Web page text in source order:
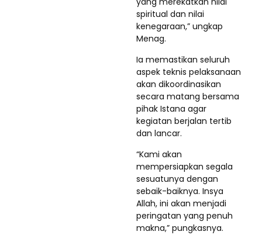
spiritual dan nilai
kenegaraan,” ungkap
Menag.
Ia memastikan seluruh
aspek teknis pelaksanaan
akan dikoordinasikan
secara matang bersama
pihak Istana agar
kegiatan berjalan tertib
dan lancar.
“Kami akan
mempersiapkan segala
sesuatunya dengan
sebaik-baiknya. Insya
Allah, ini akan menjadi
peringatan yang penuh
makna,” pungkasnya.